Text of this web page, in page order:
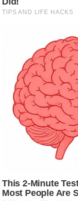
र्य
फि
ट
ने
स
श
न